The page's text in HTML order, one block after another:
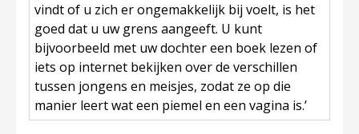
vindt of u zich er ongemakkelijk bij voelt, is het
goed dat u uw grens aangeeft. U kunt
bijvoorbeeld met uw dochter een boek lezen of
iets op internet bekijken over de verschillen
tussen jongens en meisjes, zodat ze op die
manier leert wat een piemel en een vagina is.’